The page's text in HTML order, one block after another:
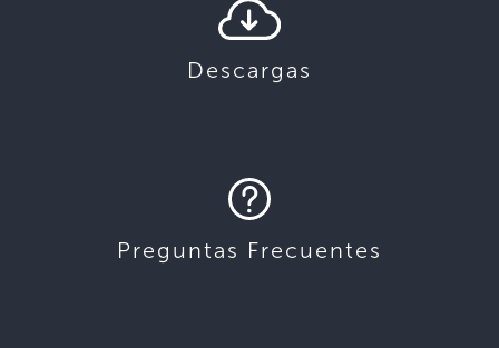
Descargas
Preguntas Frecuentes